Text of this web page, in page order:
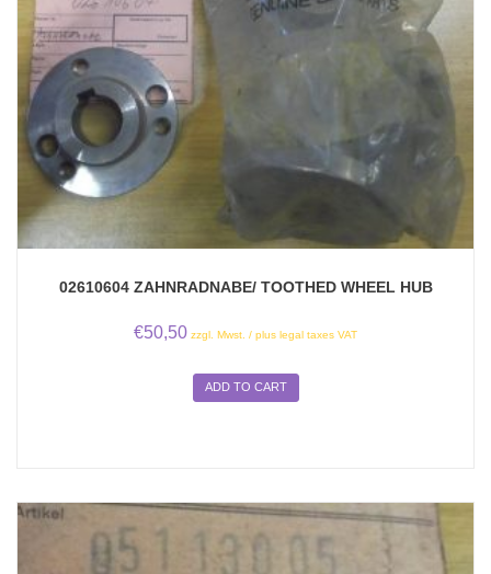
02610604 ZAHNRADNABE/ TOOTHED WHEEL HUB
€50,50 zzgl. Mwst. / plus legal taxes VAT
ADD TO CART